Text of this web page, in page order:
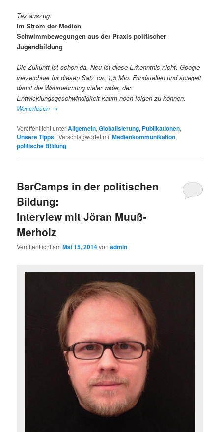
Textauszug:
Im Strom der Medien
Schwimmbewegungen aus der Praxis politischer
Jugendbildung
Die Zukunft ist schon da. Neu ist diese Erkenntnis nicht. Google
verzeichnet für diesen Satz ca. 1,5 Mio. Fundstellen und spiegelt
damit die Wahrnehmung vieler wider, der
Entwicklungsgeschwindigkeit kaum noch folgen zu können.
Weiterlesen →
Veröffentlicht unterAllgemein,Globalisierung, Publikationen,
Unsere Tipps |Verschlagwortet mitMedienkommunikation,
politische Bildung
BarCamps in der politischen
Bildung:
Interview mit Jöran Muuß-
Merholz
Veröffentlicht amMai 15, 2014vonadmin